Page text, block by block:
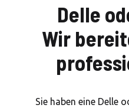
Delle
Wir
Sie haben eine Delle